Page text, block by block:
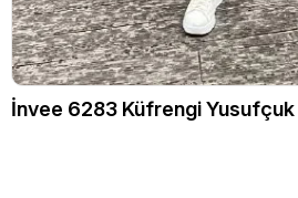
İnvee 6283 Küfrengi Yusufçuk